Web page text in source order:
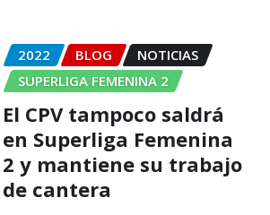
2022 BLOG
NOTICIAS
SUPERLIGA FEMENINA 2
El CPV tampoco saldrá
en Superliga Femenina
2 y mantiene su trabajo
de cantera